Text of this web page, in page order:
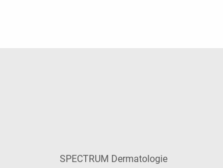
SPECTRUM Dermatologie